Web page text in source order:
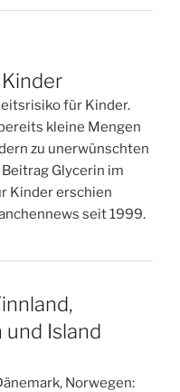
für Kinder.
kleine Mengen
zu unerwünschten
Glycerin im
Kinder erschien
seit 1999.
und Island
Norwegen: